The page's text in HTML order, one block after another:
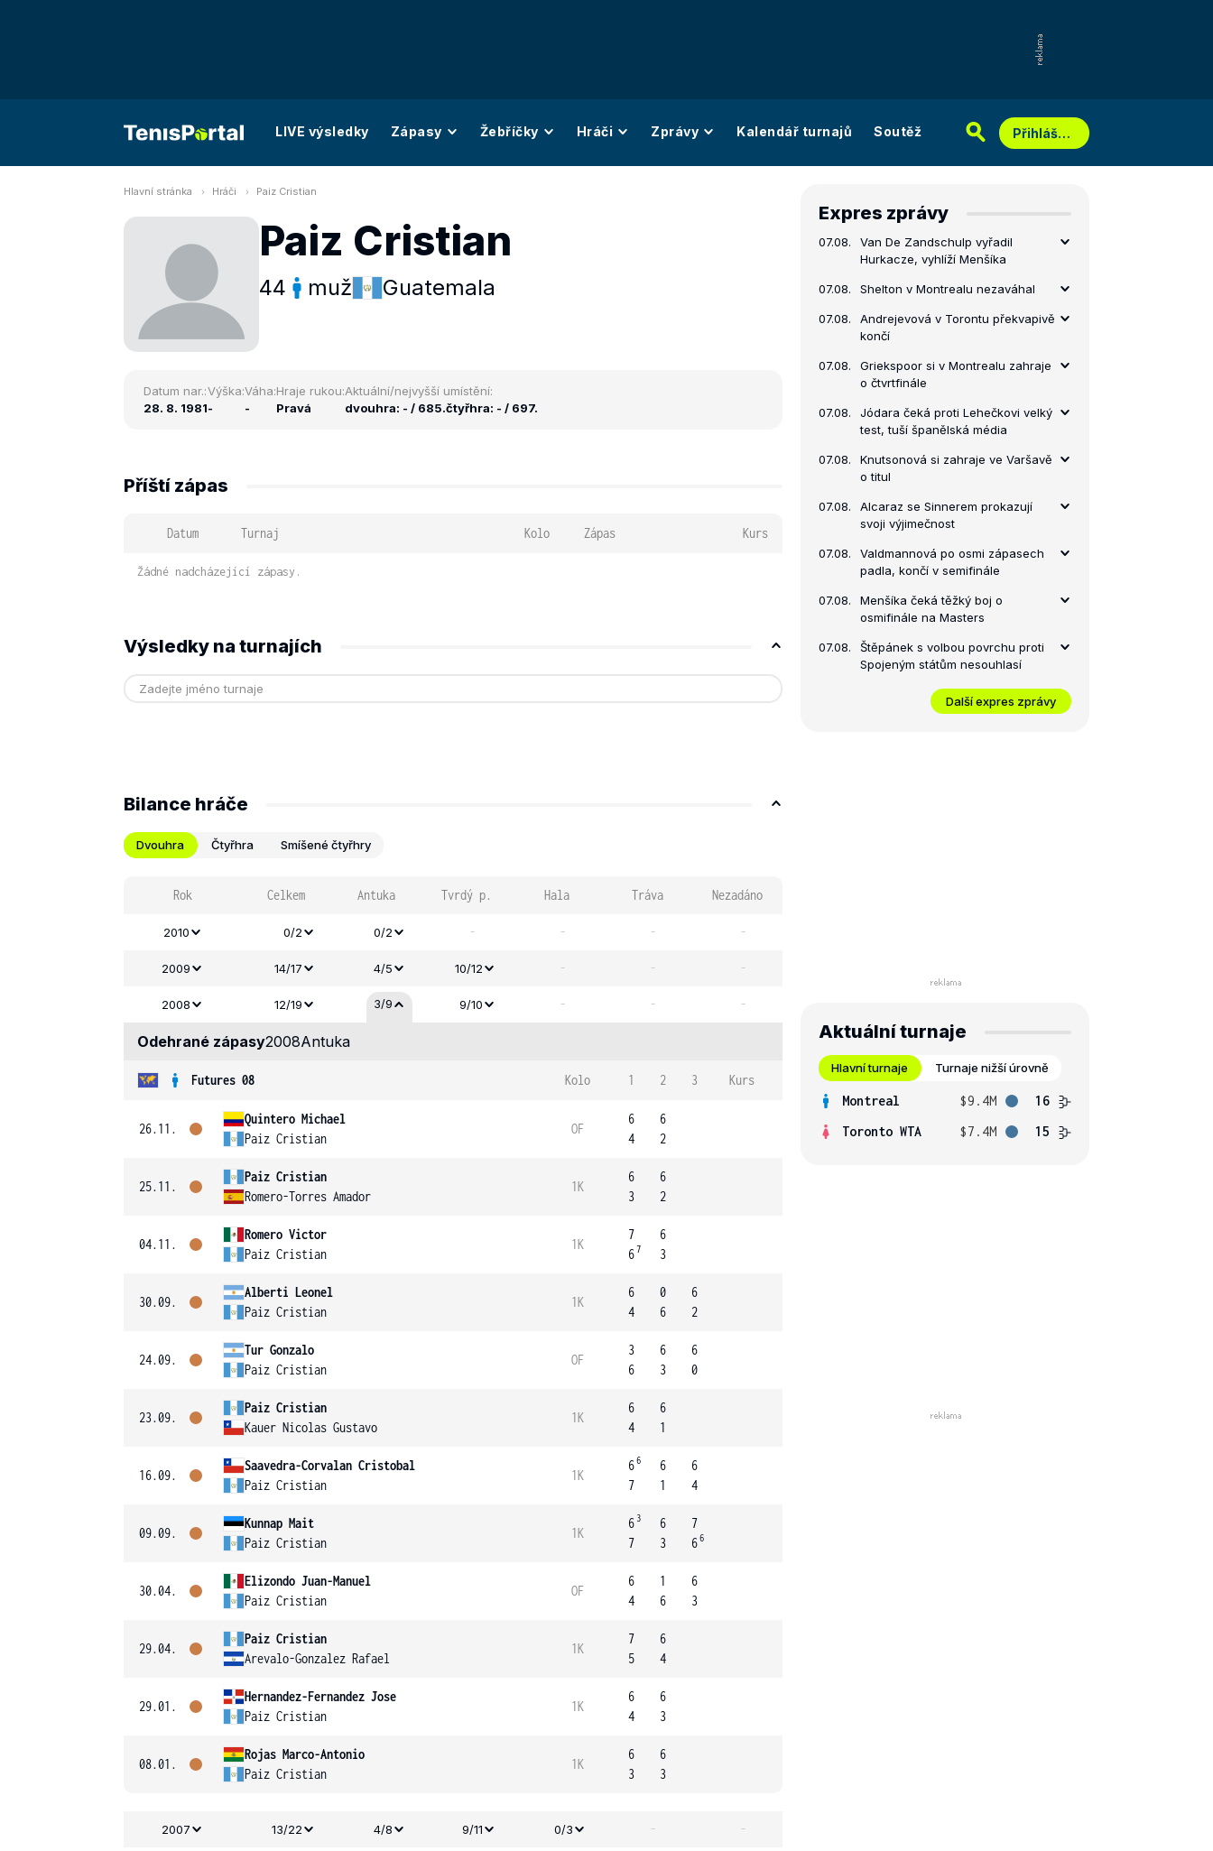
LIVE výsledky Zápasy Žebříčky Hráči Zprávy Kalendář turnajů Soutěž Přihlášení
Hlavní stránka Hráči Paiz Cristian
Paiz Cristian
44 muž Guatemala
Datum nar.:
28. 8. 1981
Výška:
-
Váha:
-
Hraje rukou:
Pravá
Aktuální/nejvyšší umístění:
dvouhra: - / 685.čtyřhra: - / 697.
Příští zápas
Datum Turnaj Kolo Zápas Kurs
Žádné nadcházející zápasy.
Výsledky na turnajích
Bilance hráče
Dvouhra Čtyřhra Smíšené čtyřhry
Rok Celkem Antuka Tvrdý p. Hala Tráva Nezadáno
2010 0/2 0/2 - - - -
2009 14/17 4/5 10/12 - - -
2008 12/19 3/9 9/10 - - -
Odehrané zápasy2008Antuka
Futures 08 Kolo 1 2 3 Kurs
26.11.
Quintero Michael
Paiz Cristian
OF
6
4
6
2
25.11.
Paiz Cristian
Romero-Torres Amador
1K
6
3
6
2
04.11.
Romero Victor
Paiz Cristian
1K
7
67
6
3
30.09.
Alberti Leonel
Paiz Cristian
1K
6
4
0
6
6
2
24.09.
Tur Gonzalo
Paiz Cristian
OF
3
6
6
3
6
0
23.09.
Paiz Cristian
Kauer Nicolas Gustavo
1K
6
4
6
1
16.09.
Saavedra-Corvalan Cristobal
Paiz Cristian
1K
66
7
6
1
6
4
09.09.
Kunnap Mait
Paiz Cristian
1K
6 3
7
6
3
7
66
30.04.
Elizondo Juan-Manuel
Paiz Cristian
OF
6
4
1
6
6
3
29.04.
Paiz Cristian
Arevalo-Gonzalez Rafael
1K
7
5
6
4
29.01.
Hernandez-Fernandez Jose
Paiz Cristian
1K
6
4
6
3
08.01.
Rojas Marco-Antonio
Paiz Cristian
1K
6
3
6
3
2007 13/22 4/8 9/11 0/3 - -
Expres zprávy
07.08.
Van De Zandschulp vyřadil
Hurkacze, vyhlíží Menšíka
07.08. Shelton v Montrealu nezaváhal
07.08.
Andrejevová v Torontu překvapivě
končí
07.08.
Griekspoor si v Montrealu zahraje
o čtvrtfinále
07.08.
Jódara čeká proti Lehečkovi velký
test, tuší španělská média
07.08.
Knutsonová si zahraje ve Varšavě
o titul
07.08.
Alcaraz se Sinnerem prokazují
svoji výjimečnost
07.08.
Valdmannová po osmi zápasech
padla, končí v semifinále
07.08.
Menšíka čeká těžký boj o
osmifinále na Masters
07.08.
Štěpánek s volbou povrchu proti
Spojeným státům nesouhlasí
Další expres zprávy
Aktuální turnaje
Hlavní turnaje Turnaje nižší úrovně
Montreal $9.4M
16
Toronto WTA
$7.4M 15